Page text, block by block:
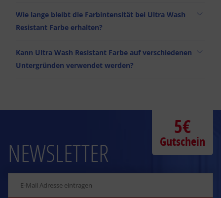
Wie lange bleibt die Farbintensität bei Ultra Wash
Resistant Farbe erhalten?
Kann Ultra Wash Resistant Farbe auf verschiedenen
Untergründen verwendet werden?
NEWSLETTER
5€
Gutschein